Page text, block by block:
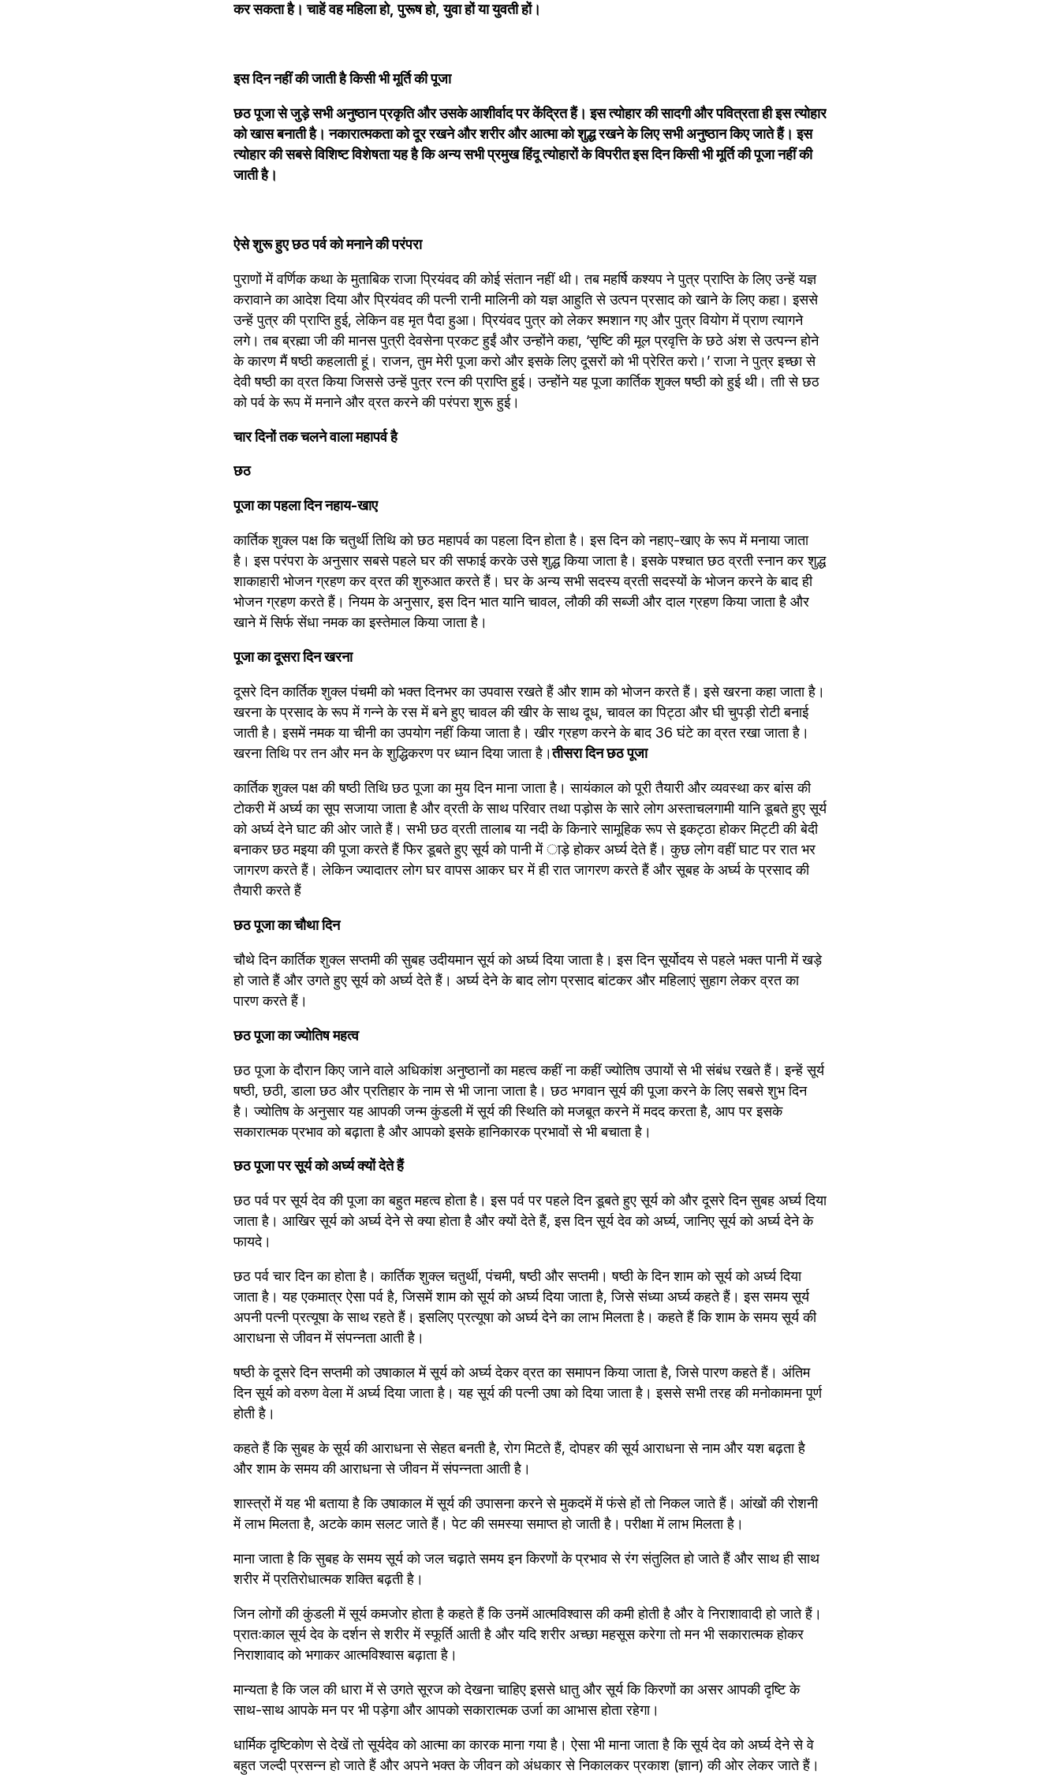
कर सकता है। चाहें वह महिला हो, पुरूष हो, युवा हों या युवती हों।
इस दिन नहीं की जाती है किसी भी मूर्ति की पूजा
छठ पूजा से जुड़े सभी अनुष्ठान प्रकृति और उसके आशीर्वाद पर केंद्रित हैं। इस त्योहार की सादगी और पवित्रता ही इस त्योहार
को खास बनाती है। नकारात्मकता को दूर रखने और शरीर और आत्मा को शुद्ध रखने के लिए सभी अनुष्ठान किए जाते हैं। इस
त्योहार की सबसे विशिष्ट विशेषता यह है कि अन्य सभी प्रमुख हिंदू त्योहारों के विपरीत इस दिन किसी भी मूर्ति की पूजा नहीं की
जाती है।
ऐसे शुरू हुए छठ पर्व को मनाने की परंपरा
पुराणों में वर्णिक कथा के मुताबिक राजा प्रियंवद की कोई संतान नहीं थी। तब महर्षि कश्यप ने पुत्र प्राप्ति के लिए उन्हें यज्ञ
करावाने का आदेश दिया और प्रियंवद की पत्नी रानी मालिनी को यज्ञ आहुति से उत्पन प्रसाद को खाने के लिए कहा। इससे
उन्हें पुत्र की प्राप्ति हुई, लेकिन वह मृत पैदा हुआ। प्रियंवद पुत्र को लेकर श्मशान गए और पुत्र वियोग में प्राण त्यागने
लगे। तब ब्रह्मा जी की मानस पुत्री देवसेना प्रकट हुईं और उन्होंने कहा, ‘सृष्टि की मूल प्रवृत्ति के छठे अंश से उत्पन्न होने
के कारण मैं षष्ठी कहलाती हूं। राजन, तुम मेरी पूजा करो और इसके लिए दूसरों को भी प्रेरित करो।’ राजा ने पुत्र इच्छा से
देवी षष्ठी का व्रत किया जिससे उन्हें पुत्र रत्न की प्राप्ति हुई। उन्होंने यह पूजा कार्तिक शुक्ल षष्ठी को हुई थी। ताी से छठ
को पर्व के रूप में मनाने और व्रत करने की परंपरा शुरू हुई।
चार दिनों तक चलने वाला महापर्व है
छठ
पूजा का पहला दिन नहाय-खाए
कार्तिक शुक्ल पक्ष कि चतुर्थी तिथि को छठ महापर्व का पहला दिन होता है। इस दिन को नहाए-खाए के रूप में मनाया जाता
है। इस परंपरा के अनुसार सबसे पहले घर की सफाई करके उसे शुद्ध किया जाता है। इसके पश्चात छठ व्रती स्नान कर शुद्ध
शाकाहारी भोजन ग्रहण कर व्रत की शुरुआत करते हैं। घर के अन्य सभी सदस्य व्रती सदस्यों के भोजन करने के बाद ही
भोजन ग्रहण करते हैं। नियम के अनुसार, इस दिन भात यानि चावल, लौकी की सब्जी और दाल ग्रहण किया जाता है और
खाने में सिर्फ सेंधा नमक का इस्तेमाल किया जाता है।
पूजा का दूसरा दिन खरना
दूसरे दिन कार्तिक शुक्ल पंचमी को भक्त दिनभर का उपवास रखते हैं और शाम को भोजन करते हैं। इसे खरना कहा जाता है।
खरना के प्रसाद के रूप में गन्ने के रस में बने हुए चावल की खीर के साथ दूध, चावल का पिट्ठा और घी चुपड़ी रोटी बनाई
जाती है। इसमें नमक या चीनी का उपयोग नहीं किया जाता है। खीर ग्रहण करने के बाद 36 घंटे का व्रत रखा जाता है।
खरना तिथि पर तन और मन के शुद्धिकरण पर ध्यान दिया जाता है।तीसरा दिन छठ पूजा
कार्तिक शुक्ल पक्ष की षष्ठी तिथि छठ पूजा का मुय दिन माना जाता है। सायंकाल को पूरी तैयारी और व्यवस्था कर बांस की
टोकरी में अर्घ्य का सूप सजाया जाता है और व्रती के साथ परिवार तथा पड़ोस के सारे लोग अस्ताचलगामी यानि डूबते हुए सूर्य
को अर्घ्य देने घाट की ओर जाते हैं। सभी छठ व्रती तालाब या नदी के किनारे सामूहिक रूप से इकट्ठा होकर मिट्टी की बेदी
बनाकर छठ मइया की पूजा करते हैं फिर डूबते हुए सूर्य को पानी में ाड़े होकर अर्घ्य देते हैं। कुछ लोग वहीं घाट पर रात भर
जागरण करते हैं। लेकिन ज्यादातर लोग घर वापस आकर घर में ही रात जागरण करते हैं और सूबह के अर्घ्य के प्रसाद की
तैयारी करते हैं
छठ पूजा का चौथा दिन
चौथे दिन कार्तिक शुक्ल सप्तमी की सुबह उदीयमान सूर्य को अर्घ्य दिया जाता है। इस दिन सूर्योदय से पहले भक्त पानी में खड़े
हो जाते हैं और उगते हुए सूर्य को अर्घ्य देते हैं। अर्घ्य देने के बाद लोग प्रसाद बांटकर और महिलाएं सुहाग लेकर व्रत का
पारण करते हैं।
छठ पूजा का ज्योतिष महत्व
छठ पूजा के दौरान किए जाने वाले अधिकांश अनुष्ठानों का महत्व कहीं ना कहीं ज्योतिष उपायों से भी संबंध रखते हैं। इन्हें सूर्य
षष्ठी, छठी, डाला छठ और प्रतिहार के नाम से भी जाना जाता है। छठ भगवान सूर्य की पूजा करने के लिए सबसे शुभ दिन
है। ज्योतिष के अनुसार यह आपकी जन्म कुंडली में सूर्य की स्थिति को मजबूत करने में मदद करता है, आप पर इसके
सकारात्मक प्रभाव को बढ़ाता है और आपको इसके हानिकारक प्रभावों से भी बचाता है।
छठ पूजा पर सूर्य को अर्घ्य क्यों देते हैं
छठ पर्व पर सूर्य देव की पूजा का बहुत महत्व होता है। इस पर्व पर पहले दिन डूबते हुए सूर्य को और दूसरे दिन सुबह अर्घ्य दिया
जाता है। आखिर सूर्य को अर्घ्य देने से क्या होता है और क्यों देते हैं, इस दिन सूर्य देव को अर्घ्य, जानिए सूर्य को अर्घ्य देने के
फायदे।
छठ पर्व चार दिन का होता है। कार्तिक शुक्ल चतुर्थी, पंचमी, षष्ठी और सप्तमी। षष्ठी के दिन शाम को सूर्य को अर्घ्य दिया
जाता है। यह एकमात्र ऐसा पर्व है, जिसमें शाम को सूर्य को अर्घ्य दिया जाता है, जिसे संध्या अर्घ्य कहते हैं। इस समय सूर्य
अपनी पत्नी प्रत्यूषा के साथ रहते हैं। इसलिए प्रत्यूषा को अर्घ्य देने का लाभ मिलता है। कहते हैं कि शाम के समय सूर्य की
आराधना से जीवन में संपन्नता आती है।
षष्ठी के दूसरे दिन सप्तमी को उषाकाल में सूर्य को अर्घ्य देकर व्रत का समापन किया जाता है, जिसे पारण कहते हैं। अंतिम
दिन सूर्य को वरुण वेला में अर्घ्य दिया जाता है। यह सूर्य की पत्नी उषा को दिया जाता है। इससे सभी तरह की मनोकामना पूर्ण
होती है।
कहते हैं कि सुबह के सूर्य की आराधना से सेहत बनती है, रोग मिटते हैं, दोपहर की सूर्य आराधना से नाम और यश बढ़ता है
और शाम के समय की आराधना से जीवन में संपन्नता आती है।
शास्त्रों में यह भी बताया है कि उषाकाल में सूर्य की उपासना करने से मुकदमें में फंसे हों तो निकल जाते हैं। आंखों की रोशनी
में लाभ मिलता है, अटके काम सलट जाते हैं। पेट की समस्या समाप्त हो जाती है। परीक्षा में लाभ मिलता है।
माना जाता है कि सुबह के समय सूर्य को जल चढ़ाते समय इन किरणों के प्रभाव से रंग संतुलित हो जाते हैं और साथ ही साथ
शरीर में प्रतिरोधात्मक शक्ति बढ़ती है।
जिन लोगों की कुंडली में सूर्य कमजोर होता है कहते हैं कि उनमें आत्मविश्वास की कमी होती है और वे निराशावादी हो जाते हैं।
प्रातःकाल सूर्य देव के दर्शन से शरीर में स्फूर्ति आती है और यदि शरीर अच्छा महसूस करेगा तो मन भी सकारात्मक होकर
निराशावाद को भगाकर आत्मविश्वास बढ़ाता है।
मान्यता है कि जल की धारा में से उगते सूरज को देखना चाहिए इससे धातु और सूर्य कि किरणों का असर आपकी दृष्टि के
साथ-साथ आपके मन पर भी पड़ेगा और आपको सकारात्मक उर्जा का आभास होता रहेगा।
धार्मिक दृष्टिकोण से देखें तो सूर्यदेव को आत्मा का कारक माना गया है। ऐसा भी माना जाता है कि सूर्य देव को अर्घ्य देने से वे
बहुत जल्दी प्रसन्न हो जाते हैं और अपने भक्त के जीवन को अंधकार से निकालकर प्रकाश (ज्ञान) की ओर लेकर जाते हैं।